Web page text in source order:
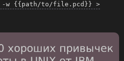
-w {{path/to/file.pcd}} >